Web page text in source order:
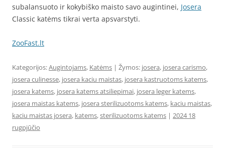
subalansuoto ir kokybiško maisto savo augintinei, Josera
Classic katėms tikrai verta apsvarstyti.
ZooFast.lt
Kategorijos:Augintojams, Katėms | Žymos: josera, josera carismo,
josera culinesse, josera kaciu maistas, josera kastruotoms katems,
josera katems, josera katems atsiliepimai, josera leger katems,
josera maistas katems, josera sterilizuotoms katems, kaciu maistas,
kaciu maistas josera, katems,sterilizuotoms katems | 2024 18
rugpjūčio